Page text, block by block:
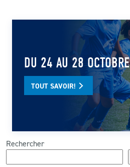
DU 24 AU 28 OCTOBRE
TOUT SAVOIR!
Rechercher